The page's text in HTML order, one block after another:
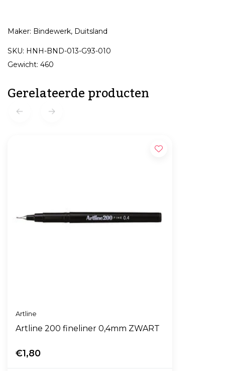
Maker: Bindewerk, Duitsland
SKU: HNH-BND-013-G93-010
Gewicht: 460
Gerelateerde producten
Artline
Artline 200 fineliner 0,4mm ZWART
€1,80